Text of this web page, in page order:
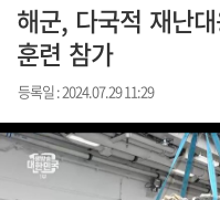
해군, 다국적 재난
훈련 참가
등록일 : 2024.07.29 11:29